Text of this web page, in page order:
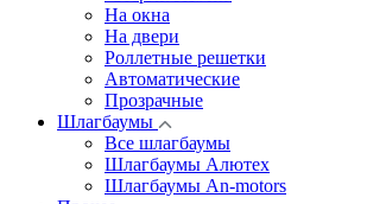
На окна
На двери
Роллетные решетки
Автоматические
Прозрачные
Шлагбаумы
Все шлагбаумы
Шлагбаумы Алютех
Шлагбаумы An-motors